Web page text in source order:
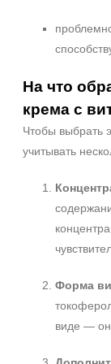
На что
крема с
Чтобы выбрать
учитывать
Форма
виде —
Не